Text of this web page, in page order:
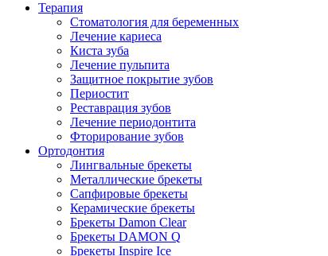
Терапия
Стоматология для беременных
Лечение кариеса
Киста зуба
Лечение пульпита
Защитное покрытие зубов
Периостит
Реставрация зубов
Лечение периодонтита
Фторирование зубов
Ортодонтия
Лингвальные брекеты
Металлические брекеты
Сапфировые брекеты
Керамические брекеты
Брекеты Damon Clear
Брекеты DAMON Q
Брекеты Inspire Ice